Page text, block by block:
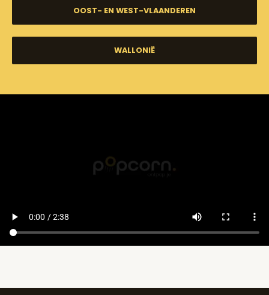
OOST- EN WEST-VLAANDEREN
WALLONIË